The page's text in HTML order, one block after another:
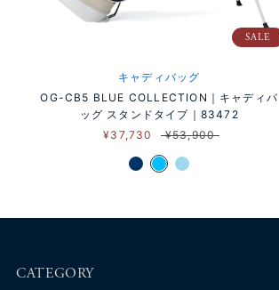
SALE
キャディバッグ
OG-CB5 BLUE COLLECTION｜キャディバ
ッグ スタンドタイプ｜83472
¥37,730
¥53,900
CATEGORY